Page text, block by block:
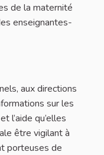
de la maternité
enseignantes-
aux directions
sur les
l’aide qu’elles
être vigilant à
porteuses de